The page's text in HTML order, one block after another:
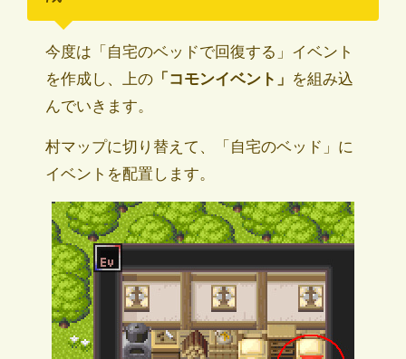
今度は「自宅のベッドで回復する」イベント
を作成し、上の 「コモンイベント」 を組み込
んでいきます。
村マップに切り替えて、「自宅のベッド」に
イベントを配置します。